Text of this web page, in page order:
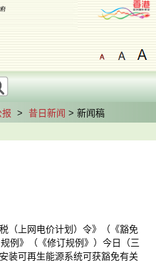
> 昔日新闻 > 新闻稿
上网电价计划）令》（《豁免
例》（《修订规例》）今日（三
装可再生能源系统可获豁免有关